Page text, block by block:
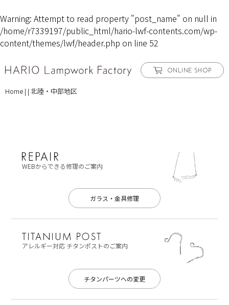
Warning: Attempt to read property "post_name" on null in
/home/r7339197/public_html/hario-lwf-contents.com/wp-
content/themes/lwf/header.php on line 52
ONLINE SHOP
Home | | 北陸・中部地区
WEBからできる修理のご案内
ガラス・金具修理
アレルギー対応チタンポストのご案内
チタンパーツへの変更